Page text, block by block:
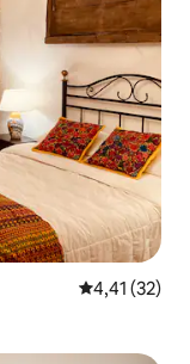
Средна
4,41 (32)